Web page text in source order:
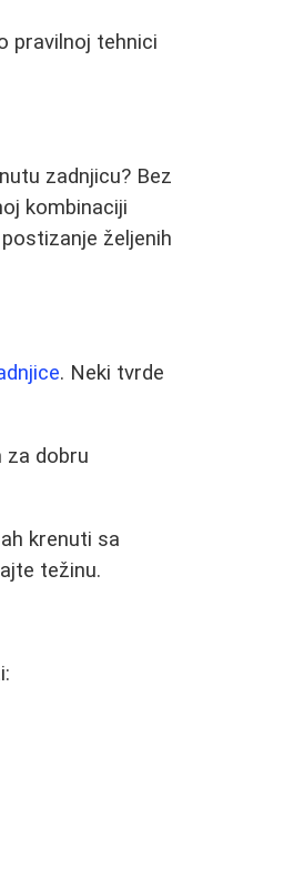
pravilnoj tehnici
zadnjicu? Bez
kombinaciji
željenih
. Neki tvrde
za dobru
krenuti sa
težinu.